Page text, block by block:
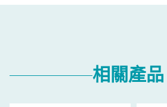
相關產品